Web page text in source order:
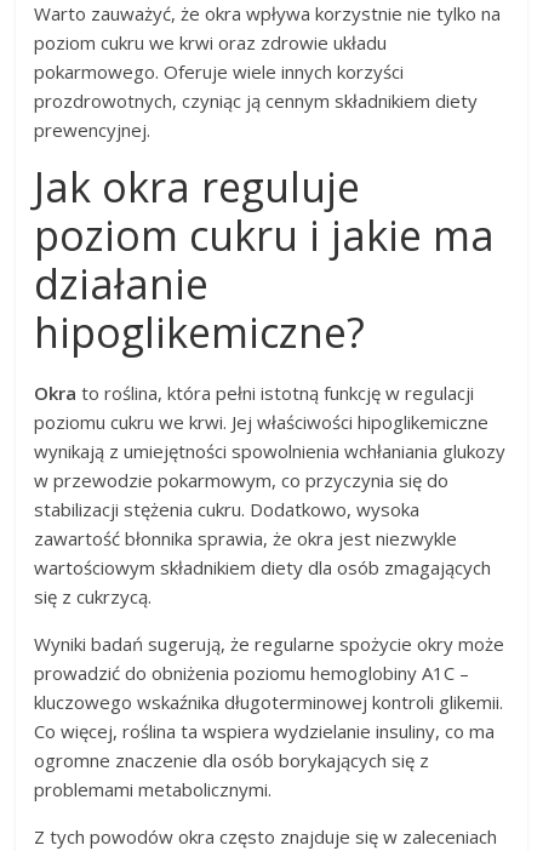
Warto zauważyć, że okra wpływa korzystnie nie tylko na
poziom cukru we krwi oraz zdrowie układu
pokarmowego. Oferuje wiele innych korzyści
prozdrowotnych, czyniąc ją cennym składnikiem diety
prewencyjnej.
Jak okra reguluje
poziom cukru i jakie ma
działanie
hipoglikemiczne?
Okra to roślina, która pełni istotną funkcję w regulacji
poziomu cukru we krwi. Jej właściwości hipoglikemiczne
wynikają z umiejętności spowolnienia wchłaniania glukozy
w przewodzie pokarmowym, co przyczynia się do
stabilizacji stężenia cukru. Dodatkowo, wysoka
zawartość błonnika sprawia, że okra jest niezwykle
wartościowym składnikiem diety dla osób zmagających
się z cukrzycą.
Wyniki badań sugerują, że regularne spożycie okry może
prowadzić do obniżenia poziomu hemoglobiny A1C –
kluczowego wskaźnika długoterminowej kontroli glikemii.
Co więcej, roślina ta wspiera wydzielanie insuliny, co ma
ogromne znaczenie dla osób borykających się z
problemami metabolicznymi.
Z tych powodów okra często znajduje się w zaleceniach